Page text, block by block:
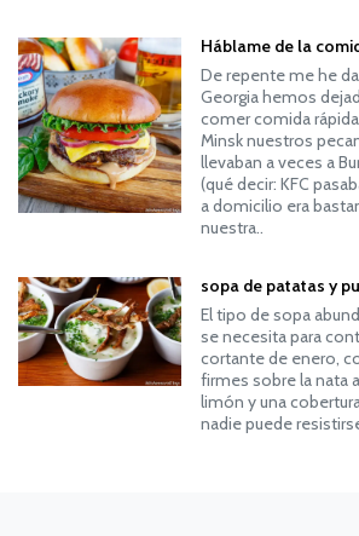
Háblame de la
De repente me he
Georgia hemos
comer comida
Minsk nuestros
llevaban a veces a
(qué decir: KFC
a domicilio era
nuestra..
sopa de patatas y
El tipo de sopa
se necesita para
cortante de enero,
firmes sobre la nata
limón y una
nadie puede